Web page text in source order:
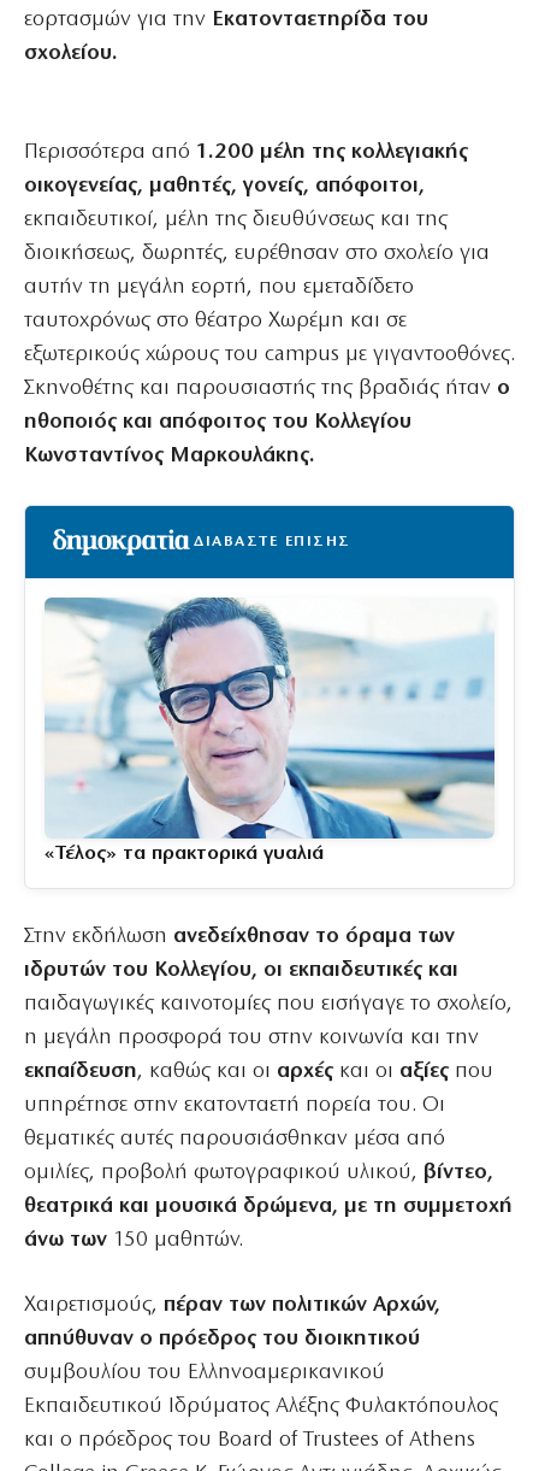
εορτασμών για την Εκατονταετηρίδα του
σχολείου.
Περισσότερα από 1.200 μέλη της κολλεγιακής
οικογενείας, μαθητές, γονείς, απόφοιτοι,
εκπαιδευτικοί, μέλη της διευθύνσεως και της
διοικήσεως, δωρητές, ευρέθησαν στο σχολείο για
αυτήν τη μεγάλη εορτή, που εμεταδίδετο
ταυτοχρόνως στο θέατρο Χωρέμη και σε
εξωτερικούς χώρους του campus με γιγαντοοθόνες.
Σκηνοθέτης και παρουσιαστής της βραδιάς ήταν ο
ηθοποιός και απόφοιτος του Κολλεγίου
Κωνσταντίνος Μαρκουλάκης.
ΔΙΑΒΑΣΤΕ ΕΠΙΣΗΣ
«Τέλος» τα πρακτορικά γυαλιά
Στην εκδήλωση ανεδείχθησαν το όραμα των
ιδρυτών του Κολλεγίου, οι εκπαιδευτικές και
παιδαγωγικές καινοτομίες που εισήγαγε το σχολείο,
η μεγάλη προσφορά του στην κοινωνία και την
εκπαίδευση, καθώς και οι αρχές και οι αξίες που
υπηρέτησε στην εκατονταετή πορεία του. Οι
θεματικές αυτές παρουσιάσθηκαν μέσα από
ομιλίες, προβολή φωτογραφικού υλικού, βίντεο,
θεατρικά και μουσικά δρώμενα, με τη συμμετοχή
άνω των 150 μαθητών.
Χαιρετισμούς, πέραν των πολιτικών Αρχών,
απηύθυναν ο πρόεδρος του διοικητικού
συμβουλίου του Ελληνοαμερικανικού
Εκπαιδευτικού Ιδρύματος Αλέξης Φυλακτόπουλος
και ο πρόεδρος του Board of Trustees of Athens